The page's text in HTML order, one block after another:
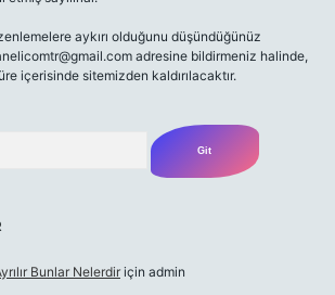
aykırı olduğunu düşündüğünüz
adresine bildirmeniz halinde,
içerisinde sitemizden kaldırılacaktır.
Bunlar Nelerdir için admin